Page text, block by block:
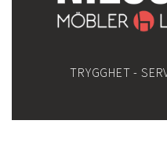
TRYGGHET -